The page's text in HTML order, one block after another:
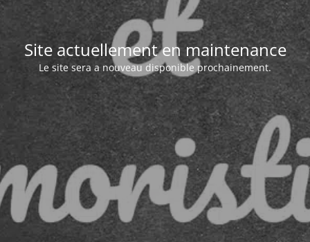
Site actuellement en maintenance
Le site sera a nouveau disponible prochainement.